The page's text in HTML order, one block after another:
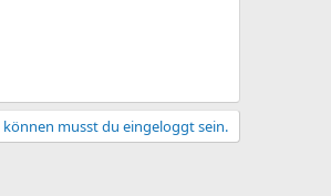
musst du eingeloggt sein.